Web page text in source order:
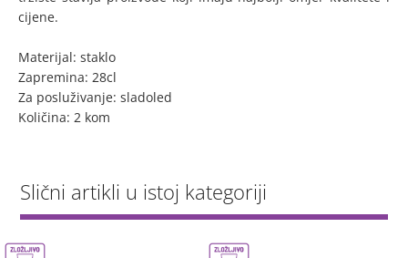
cijene.
Materijal: staklo
Zapremina: 28cl
Za posluživanje: sladoled
Količina: 2 kom
Slični artikli u istoj kategoriji